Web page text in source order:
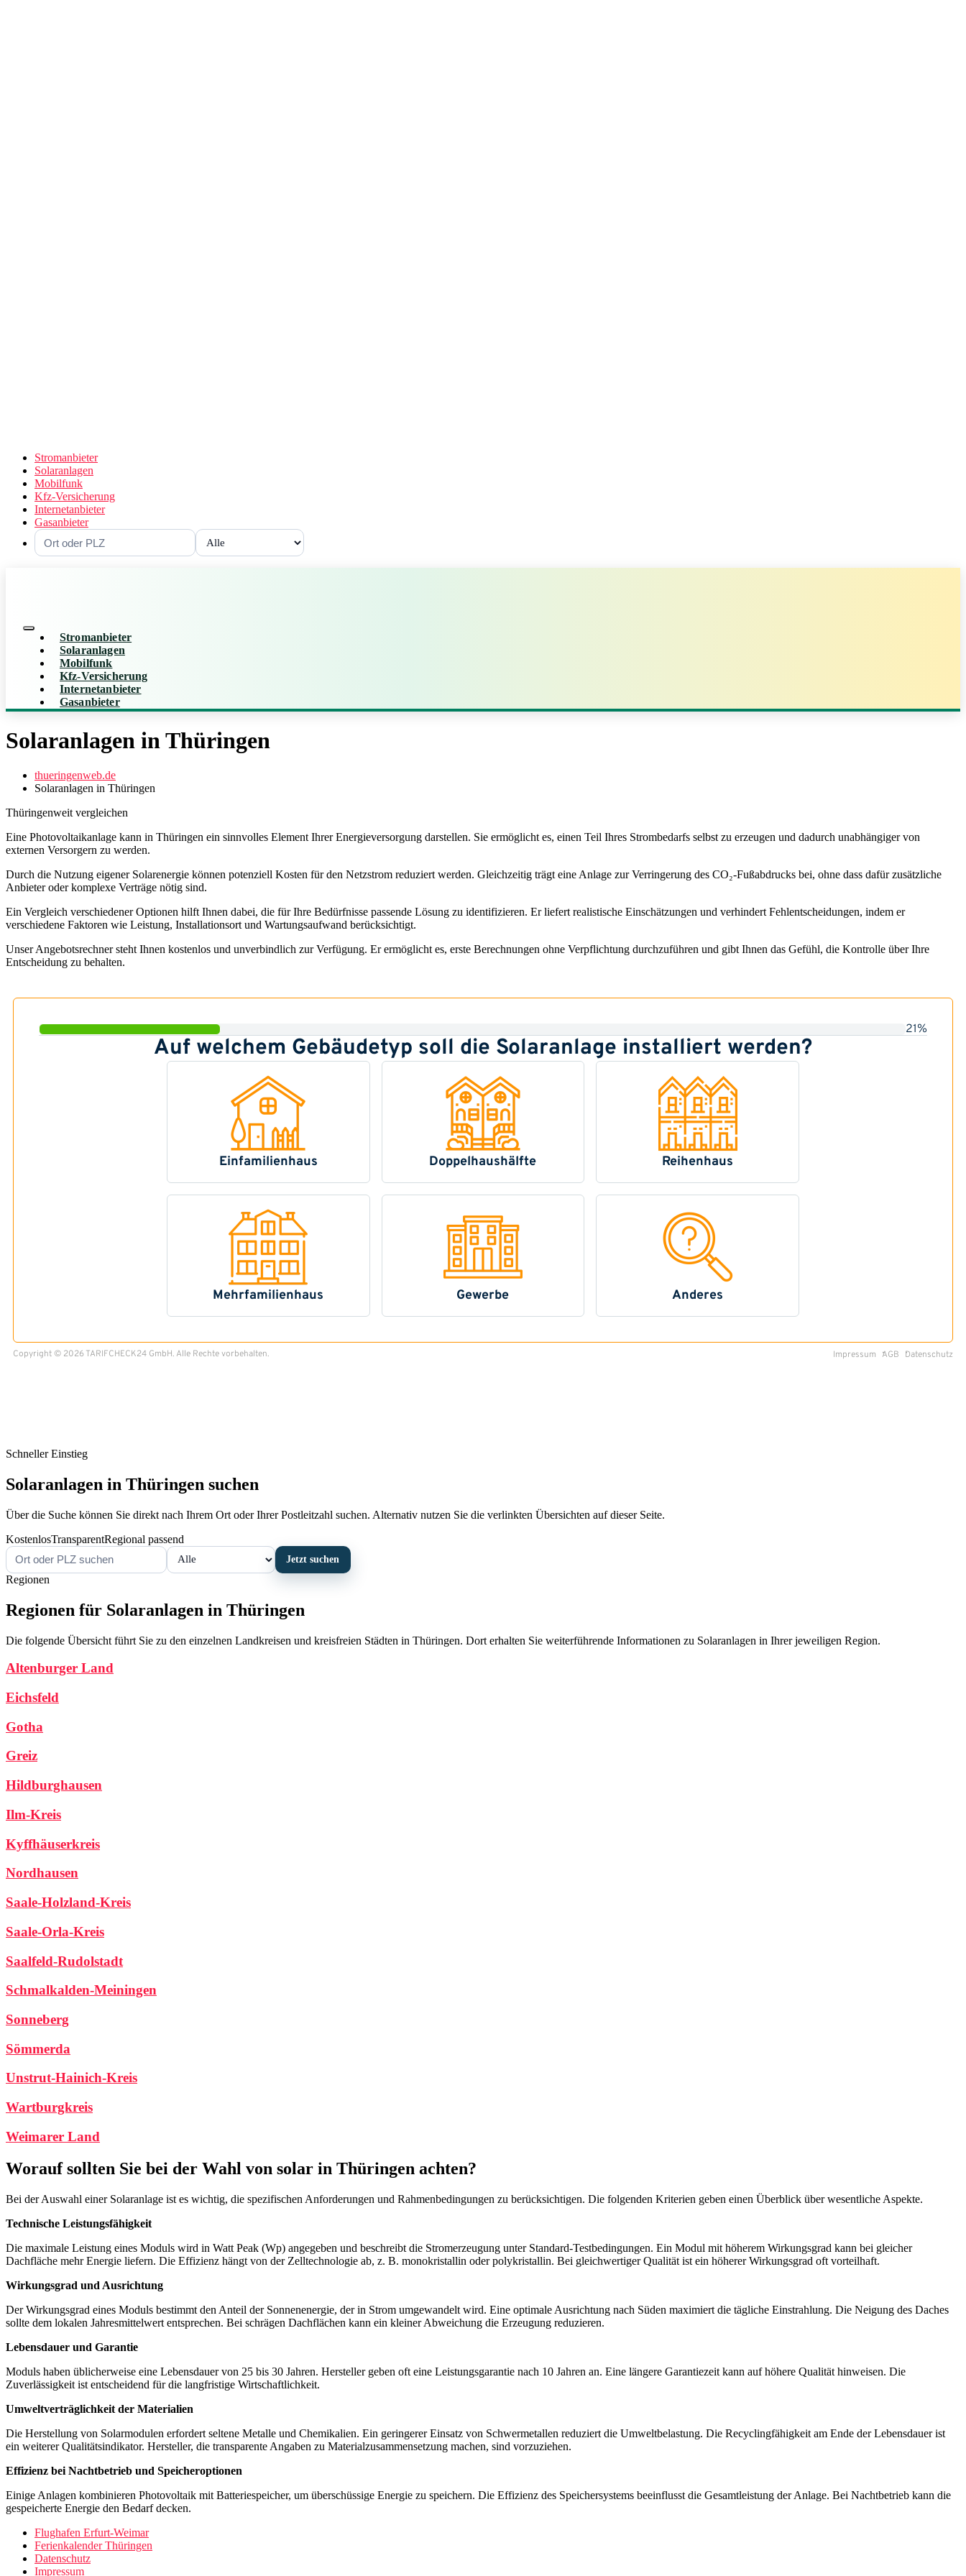
Stromanbieter
Solaranlagen
Mobilfunk
Kfz-Versicherung
Internetanbieter
Gasanbieter
Stromanbieter
Solaranlagen
Mobilfunk
Kfz-Versicherung
Internetanbieter
Gasanbieter
Solaranlagen in Thüringen
thueringenweb.de
Solaranlagen in Thüringen
Thüringenweit vergleichen
Eine Photovoltaikanlage kann in Thüringen ein sinnvolles Element Ihrer Energieversorgung darstellen. Sie ermöglicht es, einen Teil Ihres Strombedarfs selbst zu erzeugen und dadurch unabhängiger von
externen Versorgern zu werden.
Durch die Nutzung eigener Solarenergie können potenziell Kosten für den Netzstrom reduziert werden. Gleichzeitig trägt eine Anlage zur Verringerung des CO₂-Fußabdrucks bei, ohne dass dafür zusätzliche
Anbieter oder komplexe Verträge nötig sind.
Ein Vergleich verschiedener Optionen hilft Ihnen dabei, die für Ihre Bedürfnisse passende Lösung zu identifizieren. Er liefert realistische Einschätzungen und verhindert Fehlentscheidungen, indem er
verschiedene Faktoren wie Leistung, Installationsort und Wartungsaufwand berücksichtigt.
Unser Angebotsrechner steht Ihnen kostenlos und unverbindlich zur Verfügung. Er ermöglicht es, erste Berechnungen ohne Verpflichtung durchzuführen und gibt Ihnen das Gefühl, die Kontrolle über Ihre
Entscheidung zu behalten.
Schneller Einstieg
Solaranlagen in Thüringen suchen
Über die Suche können Sie direkt nach Ihrem Ort oder Ihrer Postleitzahl suchen. Alternativ nutzen Sie die verlinkten Übersichten auf dieser Seite.
KostenlosTransparentRegional passend
Jetzt suchen
Regionen
Regionen für Solaranlagen in Thüringen
Die folgende Übersicht führt Sie zu den einzelnen Landkreisen und kreisfreien Städten in Thüringen. Dort erhalten Sie weiterführende Informationen zu Solaranlagen in Ihrer jeweiligen Region.
Altenburger Land
Eichsfeld
Gotha
Greiz
Hildburghausen
Ilm-Kreis
Kyffhäuserkreis
Nordhausen
Saale-Holzland-Kreis
Saale-Orla-Kreis
Saalfeld-Rudolstadt
Schmalkalden-Meiningen
Sonneberg
Sömmerda
Unstrut-Hainich-Kreis
Wartburgkreis
Weimarer Land
Worauf sollten Sie bei der Wahl von solar in Thüringen achten?
Bei der Auswahl einer Solaranlage ist es wichtig, die spezifischen Anforderungen und Rahmenbedingungen zu berücksichtigen. Die folgenden Kriterien geben einen Überblick über wesentliche Aspekte.
Technische Leistungsfähigkeit
Die maximale Leistung eines Moduls wird in Watt Peak (Wp) angegeben und beschreibt die Stromerzeugung unter Standard-Testbedingungen. Ein Modul mit höherem Wirkungsgrad kann bei gleicher
Dachfläche mehr Energie liefern. Die Effizienz hängt von der Zelltechnologie ab, z. B. monokristallin oder polykristallin. Bei gleichwertiger Qualität ist ein höherer Wirkungsgrad oft vorteilhaft.
Wirkungsgrad und Ausrichtung
Der Wirkungsgrad eines Moduls bestimmt den Anteil der Sonnenenergie, der in Strom umgewandelt wird. Eine optimale Ausrichtung nach Süden maximiert die tägliche Einstrahlung. Die Neigung des Daches
sollte dem lokalen Jahresmittelwert entsprechen. Bei schrägen Dachflächen kann ein kleiner Abweichung die Erzeugung reduzieren.
Lebensdauer und Garantie
Moduls haben üblicherweise eine Lebensdauer von 25 bis 30 Jahren. Hersteller geben oft eine Leistungsgarantie nach 10 Jahren an. Eine längere Garantiezeit kann auf höhere Qualität hinweisen. Die
Zuverlässigkeit ist entscheidend für die langfristige Wirtschaftlichkeit.
Umweltverträglichkeit der Materialien
Die Herstellung von Solarmodulen erfordert seltene Metalle und Chemikalien. Ein geringerer Einsatz von Schwermetallen reduziert die Umweltbelastung. Die Recyclingfähigkeit am Ende der Lebensdauer ist
ein weiterer Qualitätsindikator. Hersteller, die transparente Angaben zu Materialzusammensetzung machen, sind vorzuziehen.
Effizienz bei Nachtbetrieb und Speicheroptionen
Einige Anlagen kombinieren Photovoltaik mit Batteriespeicher, um überschüssige Energie zu speichern. Die Effizienz des Speichersystems beeinflusst die Gesamtleistung der Anlage. Bei Nachtbetrieb kann die
gespeicherte Energie den Bedarf decken.
Flughafen Erfurt-Weimar
Ferienkalender Thüringen
Datenschutz
Impressum